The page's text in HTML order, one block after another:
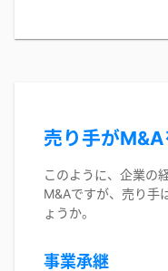
売り手が
このように、企業の
M&Aですが、売り手
ょうか。
事業承継